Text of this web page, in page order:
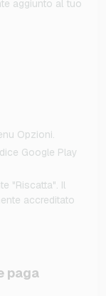
aggiunto al tuo
Opzioni.
Google Play
"Riscatta". Il
accreditato
paga